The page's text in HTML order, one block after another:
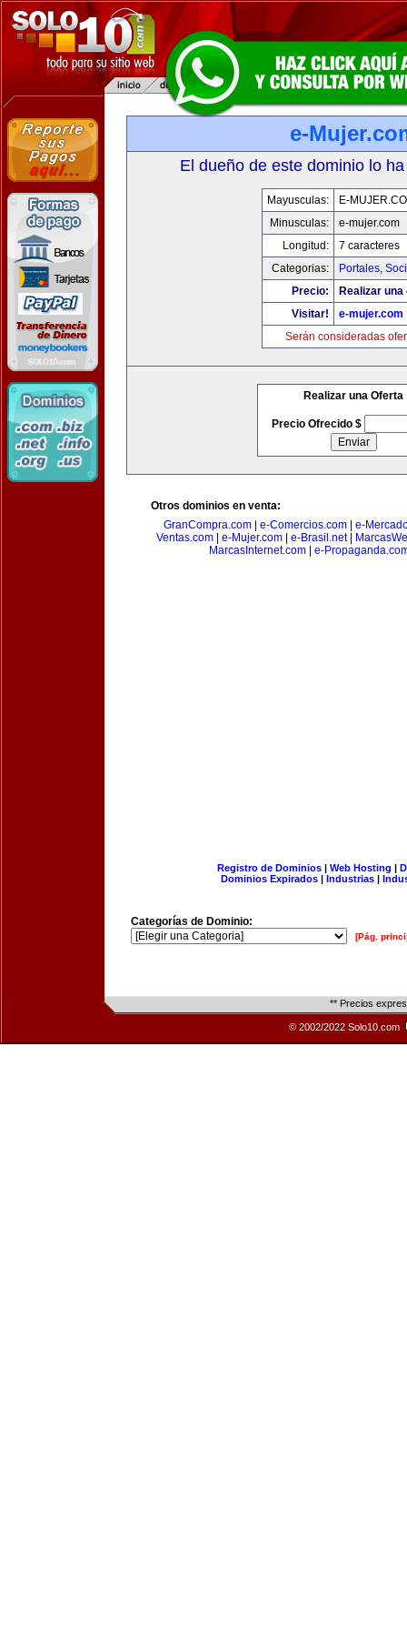
e-
El dueño de este dominio lo
Mayusculas:
E-
Minusculas:
e-mujer.com
Longitud:
7 caracteres
Categorias:
Portales,
Precio:
Realizar
Visitar!
e-mujer.com
Serán consideradas
Realizar una Oferta
Precio Ofrecido $
Otros dominios en venta:
GranCompra.com
e-Comercios.com
e-
Ventas.com| e-Mujer.com| e-Brasil.net|
MarcasInternet.com
e-
Registro de Dominios| Web Hosting |
Dominios Expirados | Industrias |
Categorías de Dominio:
[Pág.
** Precios
© 2002/2022 Solo10.com